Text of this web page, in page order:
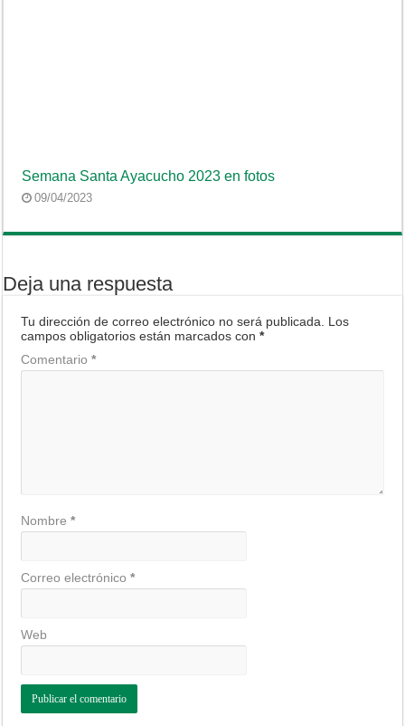
Semana Santa Ayacucho 2023 en fotos
09/04/2023
Deja una respuesta
Tu dirección de correo electrónico no será publicada.
Los
campos obligatorios están marcados con*
Comentario*
Nombre*
Correo electrónico*
Web